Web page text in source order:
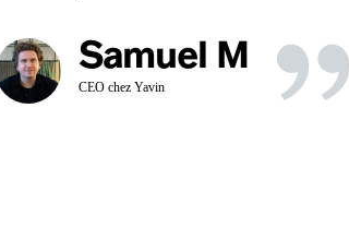
Samuel M
CEO chez Yavin